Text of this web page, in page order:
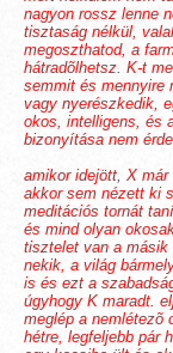
nagyon rossz lenne
tisztaság nélkül,
megoszthatod, a
hátradõlhetsz. K-t
semmit és mennyire
vagy nyerészkedik,
okos, intelligens, és
bizonyítása nem
amikor idejött, X
akkor sem nézett ki
meditációs tornát
és mind olyan
tisztelet van a másik
nekik, a világ
is és ezt a
úgyhogy K maradt.
meglép a nemlétezõ
hétre, legfeljebb pár